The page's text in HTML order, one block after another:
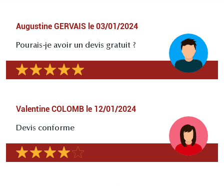
Augustine GERVAIS le 03/01/2024
Pourais-je avoir un devis gratuit ?
Valentine COLOMB le 12/01/2024
Devis conforme